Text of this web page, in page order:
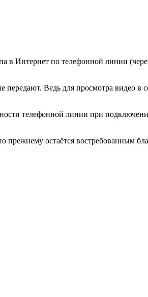
в Интернет по телефонной линии
передают. Ведь для просмотра видео
телефонной линии при
прежнему остаётся востребованным